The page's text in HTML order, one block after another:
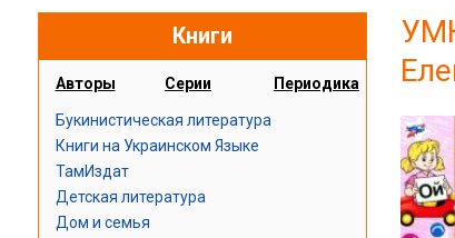
Книги
Авторы Серии Периодика
Букинистическая литература
Книги на Украинском Языке
ТамИздат
Детская литература
Дом и семья